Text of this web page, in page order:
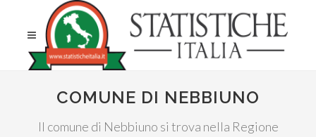
COMUNE DI NEBBIUNO
Il comune di Nebbiuno si trova nella Regione